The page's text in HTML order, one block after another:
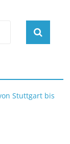
Stuttgart bis